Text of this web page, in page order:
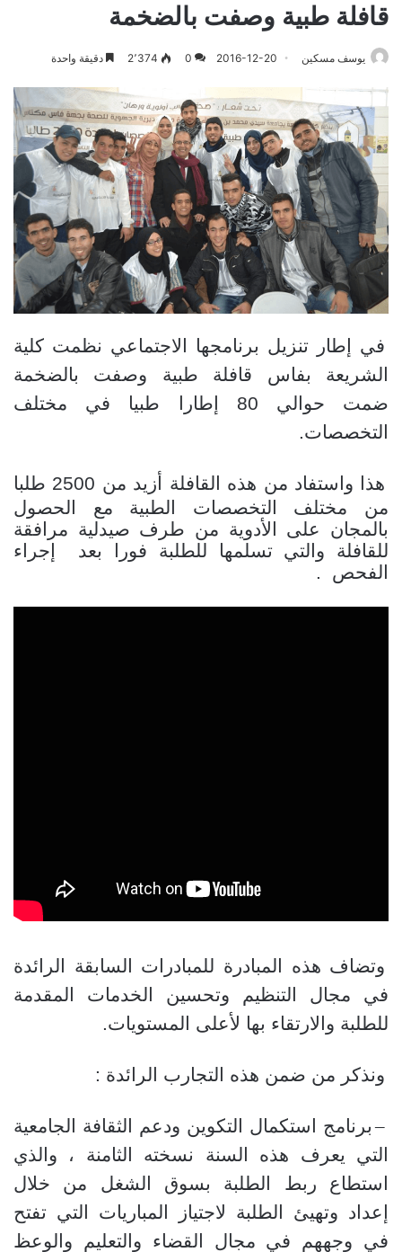
قافلة طبية وصفت بالضخمة
يوسف مسكين 2016-12-20
0 2٬374 دقيقة واحدة
في إطار تنزيل برنامجها الاجتماعي نظمت كلية
الشريعة بفاس قافلة طبية وصفت بالضخمة
ضمت حوالي 80 إطارا طبيا في مختلف
التخصصات.
هذا واستفاد من هذه القافلة أزيد من 2500 طلبا
من مختلف التخصصات الطبية مع الحصول
بالمجان على الأدوية من طرف صيدلية مرافقة
للقافلة والتي تسلمها للطلبة فورا بعد إجراء
الفحص .
وتضاف هذه المبادرة للمبادرات السابقة الرائدة
في مجال التنظيم وتحسين الخدمات المقدمة
للطلبة والارتقاء بها لأعلى المستويات.
ونذكر من ضمن هذه التجارب الرائدة :
– برنامج استكمال التكوين ودعم الثقافة الجامعية
التي يعرف هذه السنة نسخته الثامنة ، والذي
استطاع ربط الطلبة بسوق الشغل من خلال
إعداد وتهيئ الطلبة لاجتياز المباريات التي تفتح
في وجههم في مجال القضاء والتعليم والوعظ